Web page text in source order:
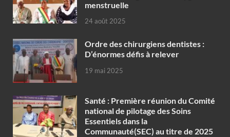
menstruelle
24 août 2025
Ordre des chirurgiens dentistes :
D’énormes défis à relever
19 mai 2025
Santé : Première réunion du Comité
national de pilotage des Soins
Essentiels dans la
Communauté(SEC) au titre de 2025